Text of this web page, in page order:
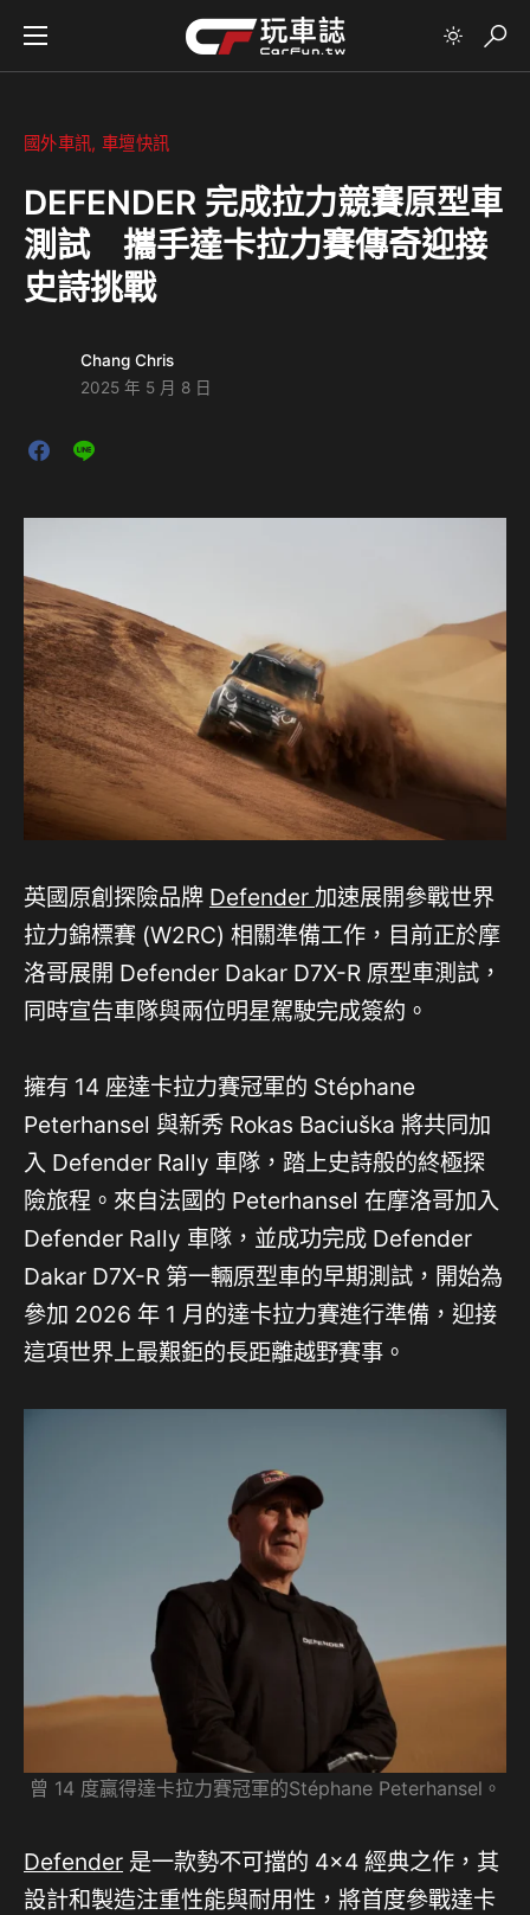
國外車訊 車壇快訊
DEFENDER 完成拉力競賽原型車
測試 攜手達卡拉力賽傳奇迎接
史詩挑戰
Chang Chris
2025 年 5 月 8 日
英國原創探險品牌 Defender 加速展開參戰世界
拉力錦標賽 (W2RC) 相關準備工作，目前正於摩
洛哥展開 Defender Dakar D7X-R 原型車測試，
同時宣告車隊與兩位明星駕駛完成簽約。
擁有 14 座達卡拉力賽冠軍的 Stéphane
Peterhansel 與新秀 Rokas Baciuška 將共同加
入 Defender Rally 車隊，踏上史詩般的終極探
險旅程。來自法國的 Peterhansel 在摩洛哥加入
Defender Rally 車隊，並成功完成 Defender
Dakar D7X-R 第一輛原型車的早期測試，開始為
參加 2026 年 1 月的達卡拉力賽進行準備，迎接
這項世界上最艱鉅的長距離越野賽事。
曾 14 度贏得達卡拉力賽冠軍的Stéphane Peterhansel。
Defender 是一款勢不可擋的 4×4 經典之作，其
設計和製造注重性能與耐用性，將首度參戰達卡